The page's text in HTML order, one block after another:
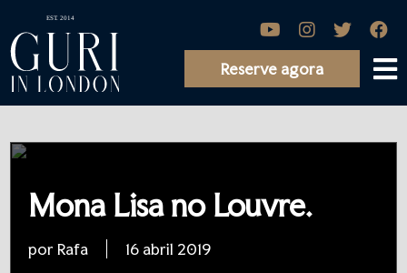
Reserve agora
Mona Lisa no Louvre.
por Rafa 16 abril 2019